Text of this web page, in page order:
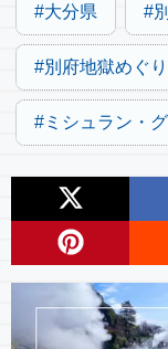
大分県
別府地獄めぐり
ミシュラン・